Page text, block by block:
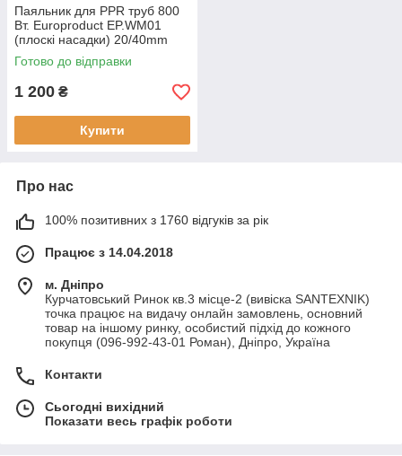
Паяльник для PPR труб 800
Вт. Europroduct EP.WM01
(плоскі насадки) 20/40mm
(EP6091)
Готово до відправки
1 200 ₴
Купити
Про нас
100% позитивних з 1760 відгуків за рік
Працює з 14.04.2018
м. Дніпро
Курчатовський Ринок кв.3 місце-2 (вивіска SANTEXNIK)
точка працює на видачу онлайн замовлень, основний
товар на іншому ринку, особистий підхід до кожного
покупця (096-992-43-01 Роман), Дніпро, Україна
Контакти
Сьогодні вихідний
Показати весь графік роботи